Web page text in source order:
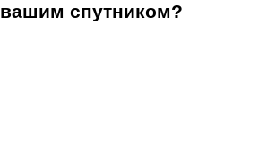
вашим спутником?